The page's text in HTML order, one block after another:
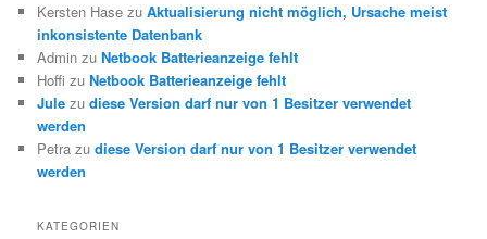
Kersten Hase zuAktualisierung nicht möglich, Ursache meist
inkonsistente Datenbank
Admin zuNetbook Batterieanzeige fehlt
Hoffi zuNetbook Batterieanzeige fehlt
Jule zudiese Version darf nur von 1 Besitzer verwendet
werden
Petra zudiese Version darf nur von 1 Besitzer verwendet
werden
KATEGORIEN